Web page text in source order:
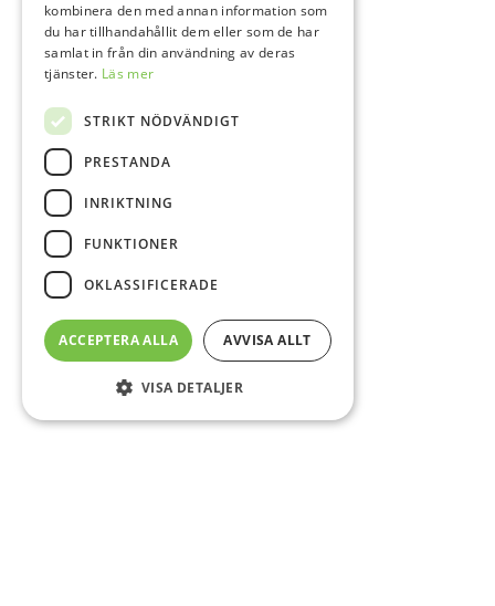
kombinera den med annan information som
du har tillhandahållit dem eller som de har
samlat in från din användning av deras
tjänster. Läs mer
STRIKT NÖDVÄNDIGT
PRESTANDA
INRIKTNING
FUNKTIONER
OKLASSIFICERADE
ACCEPTERA ALLA AVVISA ALLT
VISA DETALJER